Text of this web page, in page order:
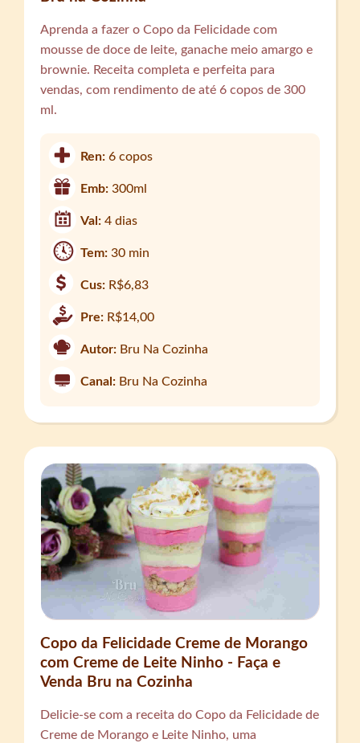
Aprenda a fazer o Copo da Felicidade com
mousse de doce de leite, ganache meio amargo e
brownie. Receita completa e perfeita para
vendas, com rendimento de até 6 copos de 300
ml.
Ren:6 copos
Emb:300ml
Val:4 dias
Tem:30 min
Cus: R$6,83
Pre: R$14,00
Autor: Bru Na Cozinha
Canal: Bru Na Cozinha
Copo da Felicidade Creme de Morango
com Creme de Leite Ninho - Faça e
Venda Bru na Cozinha
Delicie-se com a receita do Copo da Felicidade de
Creme de Morango e Leite Ninho, uma